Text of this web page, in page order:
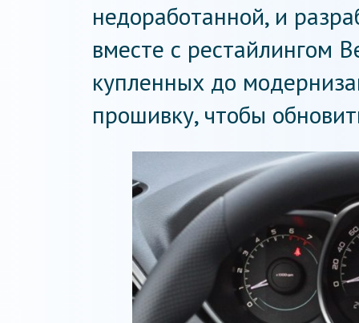
недоработанной, и
вместе с рестайлингом
купленных до
прошивку, чтобы